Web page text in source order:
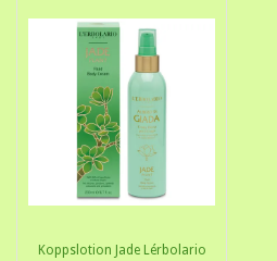
Koppslotion Jade Lérbolario